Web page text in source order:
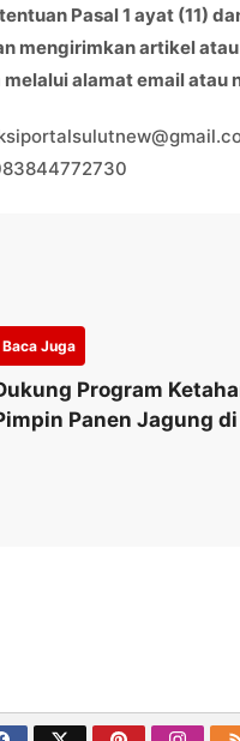
Pasal 1 ayat (11)
mengirimkan artikel
alamat email
Baca Juga
Program
Panen Jagung